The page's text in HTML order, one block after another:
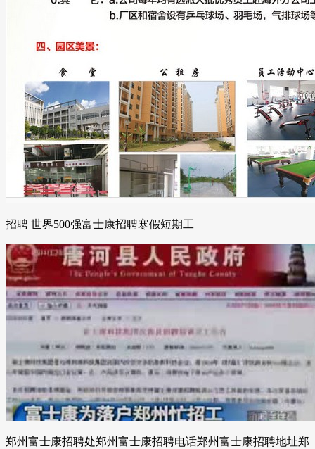
招聘 世界500强富士康招聘寒假短期工
郑州富士康招聘处郑州富士康招聘电话郑州富士康招聘地址郑